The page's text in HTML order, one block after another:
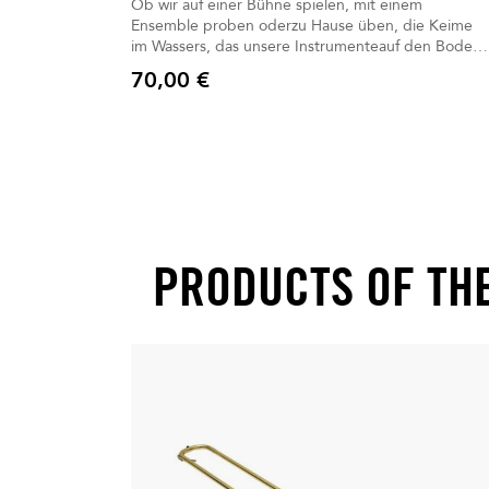
Ob wir auf einer Bühne spielen, mit einem
Ensemble proben oderzu Hause üben, die Keime
im Wassers, das unsere Instrumenteauf den Boden
spritzt, können mehr als 4 Stunden überdauern.
Jetzt ist es wichtiger denn je,alle zusätzlichen
Preis
70,00 €
PRODUCTS OF